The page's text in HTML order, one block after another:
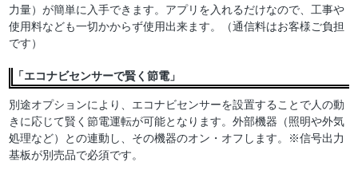
力量）が簡単に入手できます。アプリを入れるだけなので、工事や
使用料なども一切かからず使用出来ます。（通信料はお客様ご負担
です）
「エコナビセンサーで賢く節電」
別途オプションにより、エコナビセンサーを設置することで人の動
きに応じて賢く節電運転が可能となります。外部機器（照明や外気
処理など）との連動し、その機器のオン・オフします。※信号出力
基板が別売品で必須です。